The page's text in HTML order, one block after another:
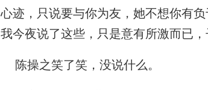
心迹，只说要与你为友，她不想你有
我今夜说了这些，只是意有所激而已，
陈操之笑了笑，没说什么。